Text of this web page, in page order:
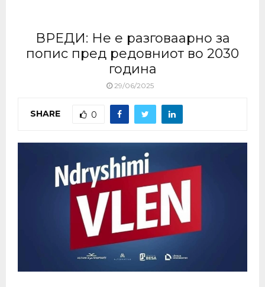
ВРЕДИ: Не е разговаарно за
попис пред редовниот во 2030
година
29/06/2025
SHARE 0